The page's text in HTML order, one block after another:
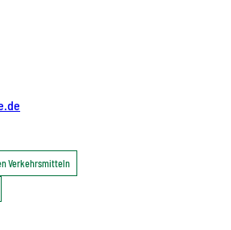
Verkehrsmitteln